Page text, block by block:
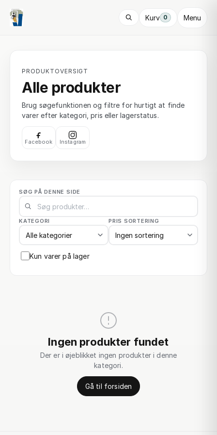
Kurv 0 Menu
PRODUKTOVERSIGT
Alle produkter
Brug søgefunktionen og filtre for hurtigt at finde
varer efter kategori, pris eller lagerstatus.
Facebook Instagram
SØG PÅ DENNE SIDE
KATEGORI PRIS SORTERING
Kun varer på lager
Ingen produkter fundet
Der er i øjeblikket ingen produkter i denne
kategori.
Gå til forsiden